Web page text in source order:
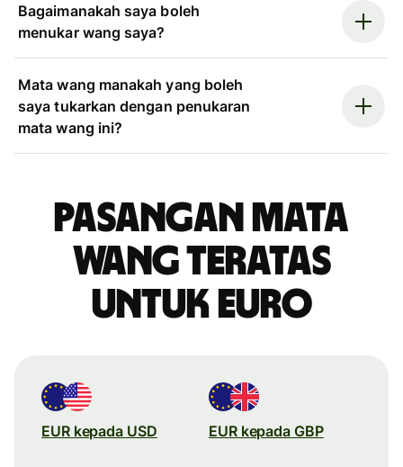
Bagaimanakah saya boleh
menukar wang saya?
Mata wang manakah yang boleh
saya tukarkan dengan penukaran
mata wang ini?
Pasangan mata
wang teratas
untuk Euro
EUR kepada USD EUR kepada GBP